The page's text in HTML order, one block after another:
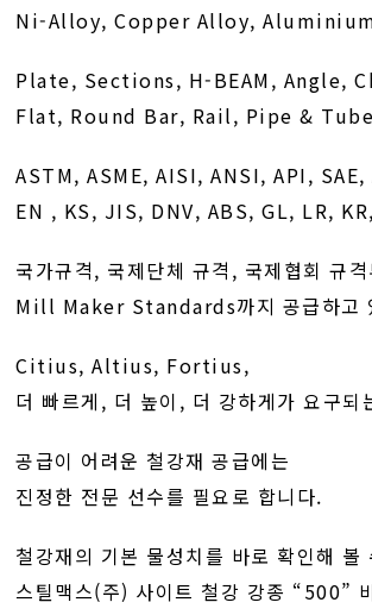
Ni-Alloy, Copper Alloy,
Plate, Sections, H-BEAM, Angle,
Flat, Round Bar, Rail, Pipe &
ASTM, ASME, AISI, ANSI, API, SAE,
EN , KS, JIS, DNV, ABS, GL, LR,
국가규격, 국제단체 규격, 국제협회 규격
Mill Maker Standards까지 공급하고
Citius, Altius, Fortius,
더 빠르게, 더 높이, 더 강하게가 요구되
공급이 어려운 철강재 공급에는
진정한 전문 선수를 필요로 합니다.
철강재의 기본 물성치를 바로 확인해 볼
스틸맥스(주) 사이트 철강 강종 “500”